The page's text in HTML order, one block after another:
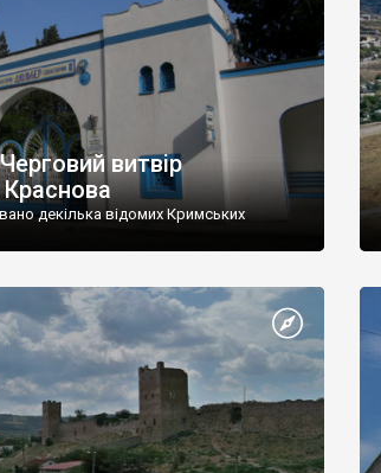
витвір
Краснова
декілька відомих Кримських